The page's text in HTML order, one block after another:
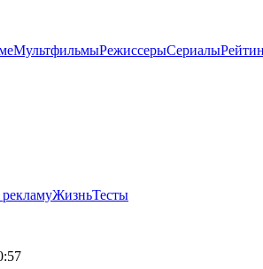
МультфильмыРежиссерыСериалы
рекламуЖизньТесты